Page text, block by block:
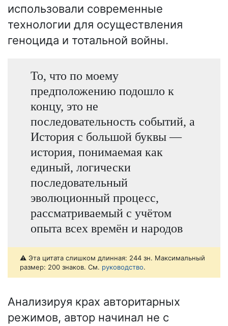
использовали современные
технологии для осуществления
геноцида и тотальной войны.
То, что по моему
предположению подошло к
концу, это не
последовательность событий, а
История с большой буквы —
история, понимаемая как
единый, логически
последовательный
эволюционный процесс,
рассматриваемый с учётом
опыта всех времён и народов
⚠️ Эта цитата слишком длинная: 244 зн. Максимальный
размер: 200 знаков. См. руководство.
Анализируя крах авторитарных
режимов, автор начинал не с